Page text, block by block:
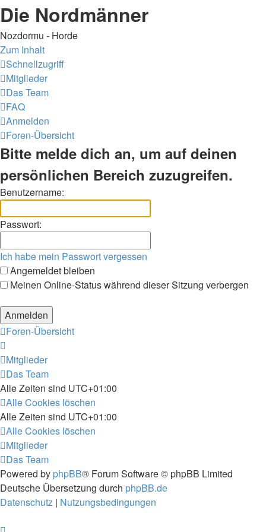
Die Nordmänner
Nozdormu - Horde
Zum Inhalt
Schnellzugriff
Mitglieder
Das Team
FAQ
Anmelden
Foren-Übersicht
Bitte melde dich an, um auf deinen
persönlichen Bereich zuzugreifen.
Benutzername:
Passwort:
Ich habe mein Passwort vergessen
Angemeldet bleiben
Meinen Online-Status während dieser Sitzung verbergen
Foren-Übersicht
Mitglieder
Das Team
Alle Zeiten sind UTC+01:00
Alle Cookies löschen
Alle Zeiten sind UTC+01:00
Alle Cookies löschen
Mitglieder
Das Team
Powered by phpBB® Forum Software © phpBB Limited
Deutsche Übersetzung durch phpBB.de
Datenschutz | Nutzungsbedingungen